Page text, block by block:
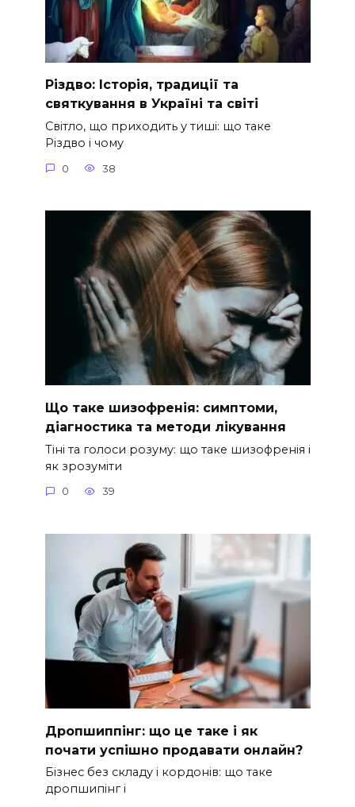
Різдво: Історія, традиції та
святкування в Україні та світі
Світло, що приходить у тиші: що таке
Різдво і чому
0 38
Що таке шизофренія: симптоми,
діагностика та методи лікування
Тіні та голоси розуму: що таке шизофренія і
як зрозуміти
0 39
Дропшиппінг: що це таке і як
почати успішно продавати онлайн?
Бізнес без складу і кордонів: що таке
дропшипінг і